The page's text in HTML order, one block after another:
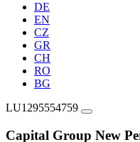
DE
EN
CZ
GR
CH
RO
BG
LU1295554759
Capital Group New